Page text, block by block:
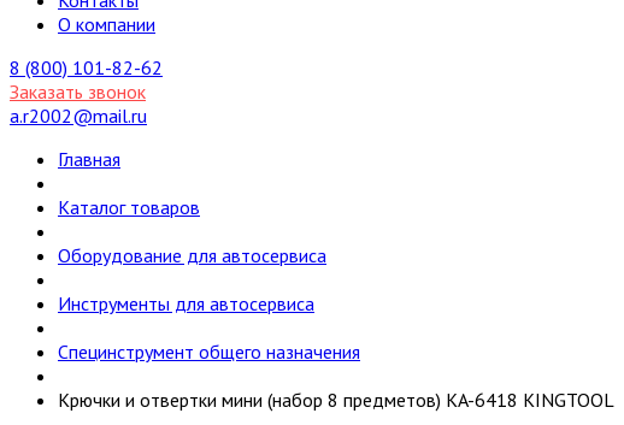
О компании
8 (800) 101-82-62
Заказать звонок
a.r2002@mail.ru
Главная
Каталог товаров
Оборудование для автосервиса
Инструменты для автосервиса
Специнструмент общего назначения
Крючки и отвертки мини (набор 8 предметов) KA-6418 KINGTOOL